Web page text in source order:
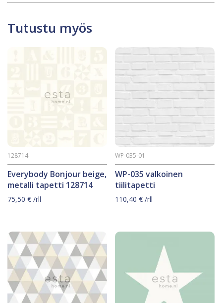
Tutustu myös
Everybody Bonjour beige,
metalli tapetti 128714
128714
75,50 € /rll
WP-035 valkoinen
tiilitapetti
WP-035-01
110,40€ /rll